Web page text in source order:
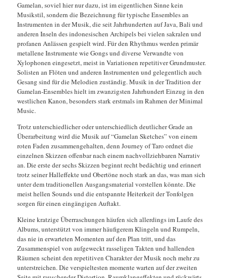
Gamelan, soviel hier nur dazu, ist im eigentlichen Sinne kein
Musikstil, sondern die Bezeichnung für typische Ensembles an
Instrumenten in der Musik, die seit Jahrhunderten auf Java, Bali und
anderen Inseln des indonesischen Archipels bei vielen sakralen und
profanen Anlässen gespielt wird. Für den Rhythmus werden primär
metallene Instrumente wie Gongs und diverse Verwandte von
Xylophonen eingesetzt, meist in Variationen repetitiver Grundmuster.
Solisten an Flöten und anderen Instrumenten und gelegentlich auch
Gesang sind für die Melodien zuständig. Musik in der Tradition der
Gamelan-Ensembles hielt im zwanzigsten Jahrhundert Einzug in den
westlichen Kanon, besonders stark erstmals im Rahmen der Minimal
Music.
Trotz unterschiedlicher oder unterschiedlich deutlicher Grade an
Überarbeitung wird die Musik auf “Gamelan Sketches” von einem
roten Faden zusammengehalten, denn Journey of Taro ordnet die
einzelnen Skizzen offenbar nach einem nachvollziehbaren Narrativ
an. Die erste der sechs Skizzen beginnt recht bedächtig und erinnert
trotz seiner Halleffekte und Obertöne noch stark an das, was man sich
unter dem traditionellen Ausgangsmaterial vorstellen könnte. Die
meist hellen Sounds und die entspannte Heiterkeit der Tonfolgen
sorgen für einen eingängigen Auftakt.
Kleine kratzige Überraschungen häufen sich allerdings im Laufe des
Albums, unterstützt von immer häufigerem Klingeln und Rumpeln,
das nie in erwarteten Momenten auf den Plan tritt, und das
Zusammenspiel von aufgeweckt rasseligen Takten und hallenden
Räumen scheint den repetitiven Charakter der Musik noch mehr zu
unterstreichen. Die verspieltesten momente warten auf der zweiten